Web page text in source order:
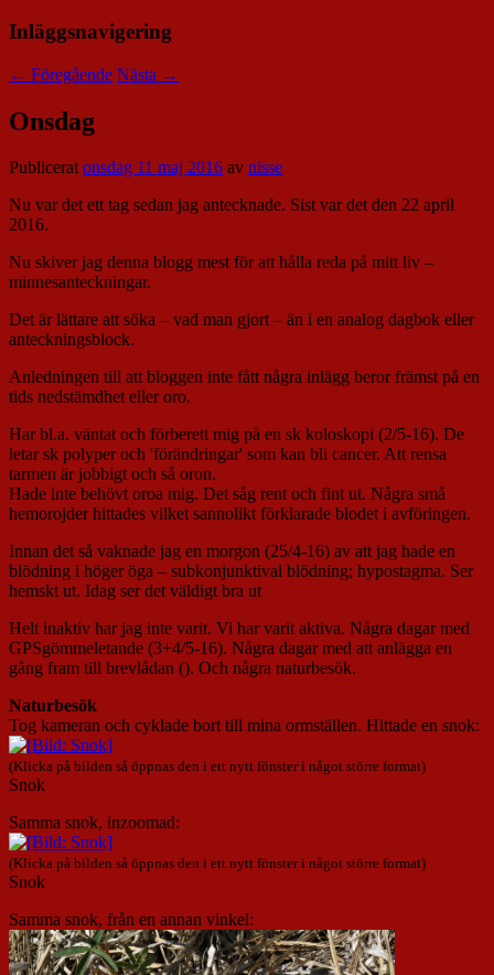
Inläggsnavigering
← Föregående Nästa →
Onsdag
Publiceratonsdag 11 maj 2016 av nisse
Nu var det ett tag sedan jag antecknade. Sist var det den 22 april
2016.
Nu skiver jag denna blogg mest för att hålla reda på mitt liv –
minnesanteckningar.
Det är lättare att söka – vad man gjort – än i en analog dagbok eller
anteckningsblock.
Anledningen till att bloggen inte fått några inlägg beror främst på en
tids nedstämdhet eller oro.
Har bl.a. väntat och förberett mig på en sk koloskopi (2/5-16). De
letar sk polyper och 'förändringar' som kan bli cancer. Att rensa
tarmen är jobbigt och så oron.
Hade inte behövt oroa mig. Det såg rent och fint ut. Några små
hemorojder hittades vilket sannolikt förklarade blodet i avföringen.
Innan det så vaknade jag en morgon (25/4-16) av att jag hade en
blödning i höger öga – subkonjunktival blödning; hypostagma. Ser
hemskt ut. Idag ser det väldigt bra ut
Helt inaktiv har jag inte varit. Vi har varit aktiva. Några dagar med
GPSgömmeletande (3+4/5-16). Några dagar med att anlägga en
gång fram till brevlådan (). Och några naturbesök.
Naturbesök
Tog kameran och cyklade bort till mina ormställen. Hittade en snok:
(Klicka på bilden så öppnas den i ett nytt fönster i något större format)
Snok
Samma snok, inzoomad:
(Klicka på bilden så öppnas den i ett nytt fönster i något större format)
Snok
Samma snok, från en annan vinkel: